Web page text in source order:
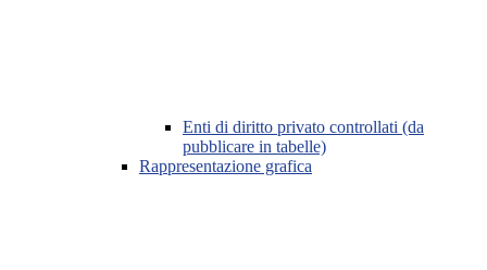
Enti di diritto privato controllati (da
pubblicare in tabelle)
Rappresentazione grafica